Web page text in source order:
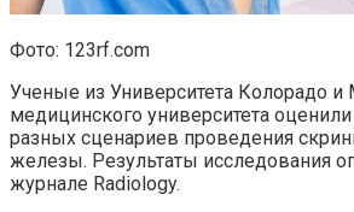
Фото: 123rf.com
Ученые из Университета Колорадо и
медицинского университета
разных сценариев проведения
железы. Результаты исследования
журнале Radiology.